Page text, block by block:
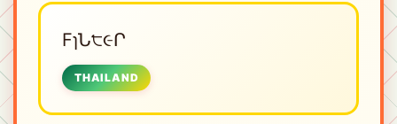
FɿՆ੮૯Ր
THAILAND